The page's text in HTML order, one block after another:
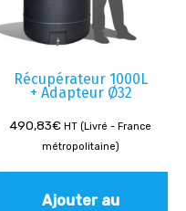
Récupérateur 1000L
+ Adapteur Ø32
490,83€ HT (Livré - France
métropolitaine)
Ajouter au